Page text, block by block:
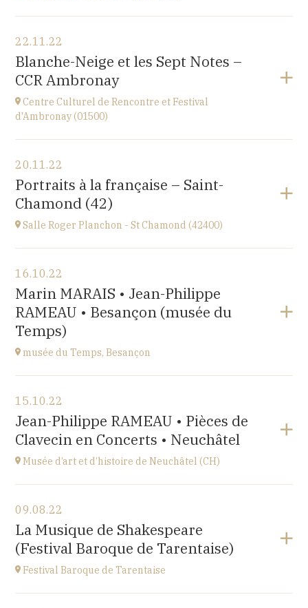
Grange du Douaire, Ottignies (BE)
Espace du Coeur de Ville 2, 1340 Ottignies,
BELGIQUE
Accéder au site
22.11.22
Blanche-Neige et les Sept Notes –
CCR Ambronay
Centre Culturel de Rencontre et Festival
d'Ambronay (01500)
Place de l'Abbaye
à10H
20.11.22
Portraits à la française – Saint-
Chamond (42)
Salle Roger Planchon - St Chamond (42400)
Salle Roger Planchon
54 Boulevard Waldeck Rousseau 42400 St Chamond
à17H
16.10.22
Marin MARAIS • Jean-Philippe
RAMEAU • Besançon (musée du
Temps)
musée du Temps, Besançon
Palais Granvelle, 96 Grande Rue
à15H
15.10.22
Jean-Philippe RAMEAU • Pièces de
Clavecin en Concerts • Neuchâtel
Musée d’art et d’histoire de Neuchâtel (CH)
Esplanade Léopold-Robert 1 CH-2000 Neuchâtel
à20:15
09.08.22
La Musique de Shakespeare
(Festival Baroque de Tarentaise)
Festival Baroque de Tarentaise